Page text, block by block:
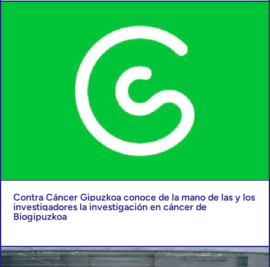
Contra Cáncer Gipuzkoa conoce de la mano de las y los
investigadores la investigación en cáncer de
Biogipuzkoa